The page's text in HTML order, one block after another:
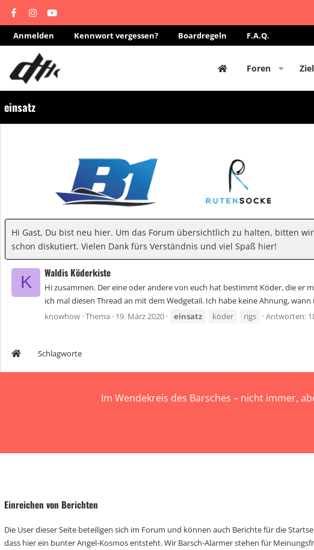
Anmelden Kennwort vergessen? Boardregeln F.A.Q.
Foren
einsatz
Hi Gast, Du bist neu hier. Um das Forum übersichtlich zu halten, bitten
schon diskutiert. Vielen Dank fürs Verständnis und viel Spaß hier!
K
Waldis Köderkiste
Hi zusammen. Der eine oder andere von euch hat bestimmt Köder, die er
ich mal diesen Thread an mit dem Wedgetail. Ich habe keine Ahnung,
knowhow Thema 19. März 2020 einsatz köder rigs Antworten:
Schlagworte
Im Wendekreis des Barsches – nicht immer,
Einreichen von Berichten
Die User dieser Seite beteiligen sich im Forum und können auch Berichte für die
dass hier ein bunter Angel-Kosmos entsteht. Wir Barsch-Alarmer stehen für